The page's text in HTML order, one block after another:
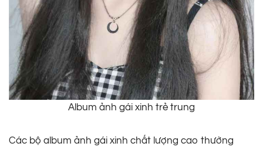
Album ảnh gái xinh trẻ trung
Các bộ album ảnh gái xinh chất lượng cao thường